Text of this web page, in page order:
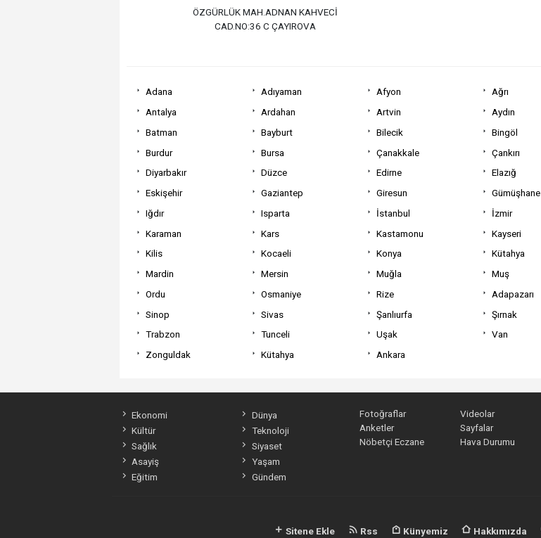
ÖZGÜRLÜK MAH.ADNAN KAHVECİ
CAD.NO:36 C ÇAYIROVA
Adana Adıyaman Afyon Ağrı
Antalya
Ardahan Artvin Aydın
Batman
Bayburt Bilecik Bingöl
Burdur
Bursa Çanakkale Çankırı
Diyarbakır
Düzce Edirne Elazığ
Eskişehir
Gaziantep Giresun Gümüşhane
Iğdır
Isparta İstanbul İzmir
Karaman
Kars Kastamonu Kayseri
Kilis
Kocaeli Konya Kütahya
Mardin
Mersin Muğla Muş
Ordu
Osmaniye Rize Adapazarı
Sinop
Sivas Şanlıurfa Şırnak
Trabzon
Tunceli Uşak Van
Zonguldak
Kütahya Ankara
Ekonomi
Dünya
Kültür
Teknoloji
Sağlık
Siyaset
Asayiş
Yaşam
Eğitim
Gündem
Fotoğraflar Videolar
Anketler
Sayfalar
Nöbetçi Eczane
Hava Durumu
Sitene Ekle Rss Künyemiz Hakkımızda